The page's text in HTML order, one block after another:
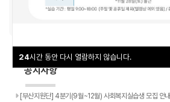
시간 동안 다시 열람하지 않습니다.
시간 동안 다시 열람하지 않습니다.
24시간 동안 다시 열람하지 않습니다.
공지사항
[부산지원단] 4분기(9월~12월) 사회복지실습생 모집 안내